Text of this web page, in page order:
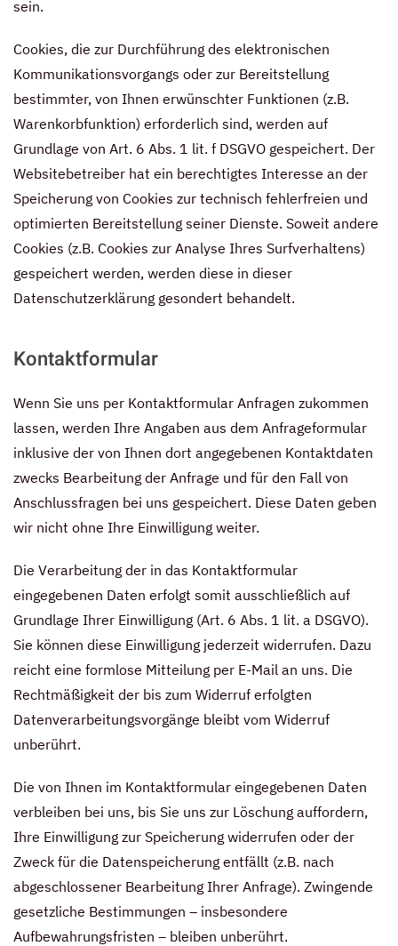
sein.
Cookies, die zur Durchführung des elektronischen
Kommunikationsvorgangs oder zur Bereitstellung
bestimmter, von Ihnen erwünschter Funktionen (z.B.
Warenkorbfunktion) erforderlich sind, werden auf
Grundlage von Art. 6 Abs. 1 lit. f DSGVO gespeichert. Der
Websitebetreiber hat ein berechtigtes Interesse an der
Speicherung von Cookies zur technisch fehlerfreien und
optimierten Bereitstellung seiner Dienste. Soweit andere
Cookies (z.B. Cookies zur Analyse Ihres Surfverhaltens)
gespeichert werden, werden diese in dieser
Datenschutzerklärung gesondert behandelt.
Kontaktformular
Wenn Sie uns per Kontaktformular Anfragen zukommen
lassen, werden Ihre Angaben aus dem Anfrageformular
inklusive der von Ihnen dort angegebenen Kontaktdaten
zwecks Bearbeitung der Anfrage und für den Fall von
Anschlussfragen bei uns gespeichert. Diese Daten geben
wir nicht ohne Ihre Einwilligung weiter.
Die Verarbeitung der in das Kontaktformular
eingegebenen Daten erfolgt somit ausschließlich auf
Grundlage Ihrer Einwilligung (Art. 6 Abs. 1 lit. a DSGVO).
Sie können diese Einwilligung jederzeit widerrufen. Dazu
reicht eine formlose Mitteilung per E-Mail an uns. Die
Rechtmäßigkeit der bis zum Widerruf erfolgten
Datenverarbeitungsvorgänge bleibt vom Widerruf
unberührt.
Die von Ihnen im Kontaktformular eingegebenen Daten
verbleiben bei uns, bis Sie uns zur Löschung auffordern,
Ihre Einwilligung zur Speicherung widerrufen oder der
Zweck für die Datenspeicherung entfällt (z.B. nach
abgeschlossener Bearbeitung Ihrer Anfrage). Zwingende
gesetzliche Bestimmungen – insbesondere
Aufbewahrungsfristen – bleiben unberührt.